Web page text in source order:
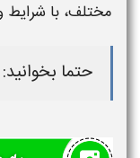
مختلف، با شرایط و
حتما بخوانید: